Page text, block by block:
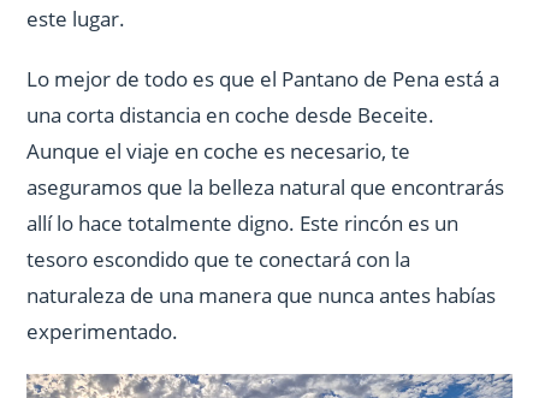
este lugar.
Lo mejor de todo es que el Pantano de Pena está a
una corta distancia en coche desde Beceite.
Aunque el viaje en coche es necesario, te
aseguramos que la belleza natural que encontrarás
allí lo hace totalmente digno. Este rincón es un
tesoro escondido que te conectará con la
naturaleza de una manera que nunca antes habías
experimentado.